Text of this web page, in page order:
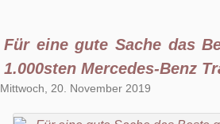
Für eine gute Sache das
1.000sten Mercedes-Benz
Mittwoch, 20. November 2019